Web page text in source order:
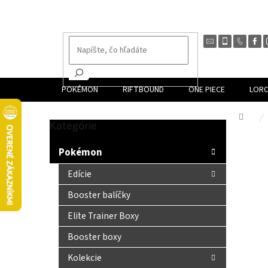
POKÉMON RIFTBOUND ONE PIECE
Domov
B
Preskočiť
Kategórie
Pokémon
Edície
Booster balíčky
Elite Trainer Boxy
Booster boxy
Kolekcie